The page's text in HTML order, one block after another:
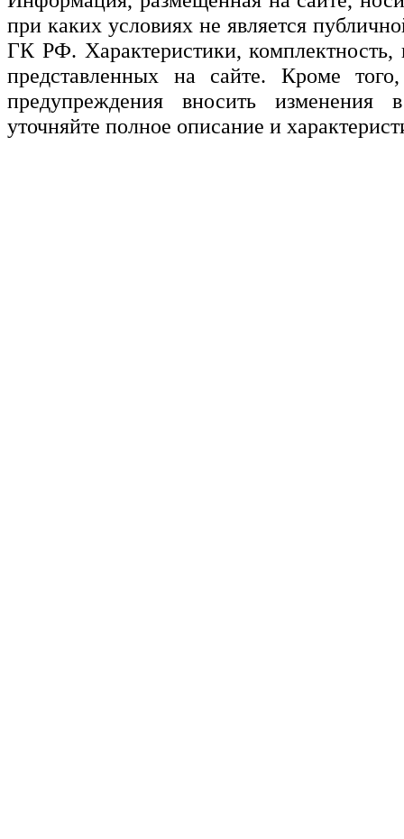
при каких условиях не является
ГК РФ. Характеристики,
представленных на сайте. Кроме
предупреждения вносить изменения
уточняйте полное описание и